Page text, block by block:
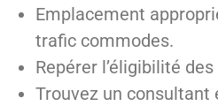
Emplacement
trafic commodes.
Repérer l’éligibilité
Trouvez un consultant